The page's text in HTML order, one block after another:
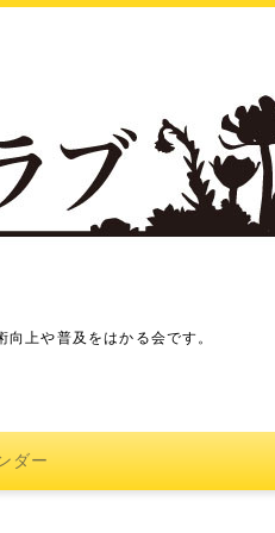
上や普及をはかる会です。
ダー